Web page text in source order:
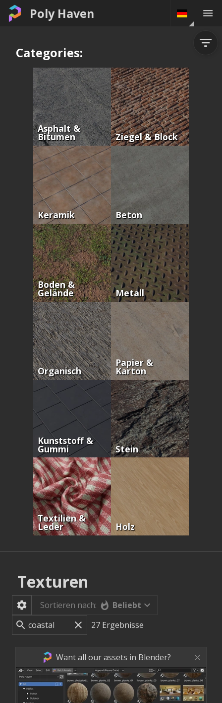
Poly Haven
Categories:
Asphalt &
Bitumen Ziegel & Block
Keramik Beton
Boden &
Gelände Metall
Organisch
Papier &
Karton
Kunststoff &
Gummi Stein
Textilien &
Leder Holz
Texturen
Sortieren nach:
Beliebt
27 Ergebnisse
Want all our assets in Blender?